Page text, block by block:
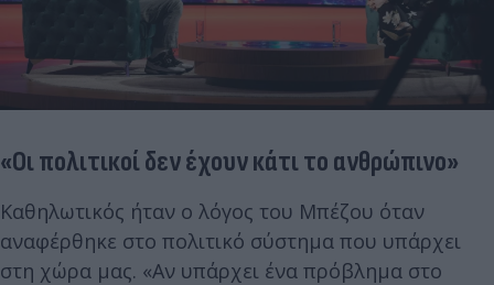
«Οι πολιτικοί δεν έχουν κάτι το ανθρώπινο»
Καθηλωτικός ήταν ο λόγος του Μπέζου όταν
αναφέρθηκε στο πολιτικό σύστημα που υπάρχει
στη χώρα μας. «Αν υπάρχει ένα πρόβλημα στο